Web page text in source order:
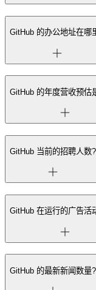
GitHub 的办公地址在哪
GitHub 的年度营收预估
GitHub 当前的招聘人数?
GitHub 在运行的广告活
GitHub 的最新新闻数量?